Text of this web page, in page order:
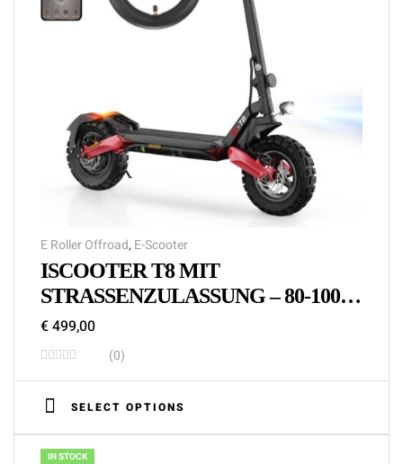
E Roller Offroad, E-Scooter
ISCOOTER T8 MIT
STRASSENZULASSUNG – 80-100 K
M REICHWEITE & 10 ZOLL O
FFROAD REIFEN
€499,00
(0)
SELECT OPTIONS
IN STOCK